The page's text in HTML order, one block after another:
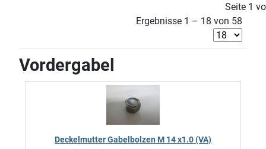
Seite 1
Ergebnisse 1 – 18 von 58
Vordergabel
Deckelmutter Gabelbolzen M 14 x1.0 (VA)